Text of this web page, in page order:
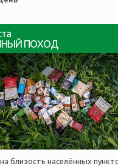
ПОХОД
близость населённых